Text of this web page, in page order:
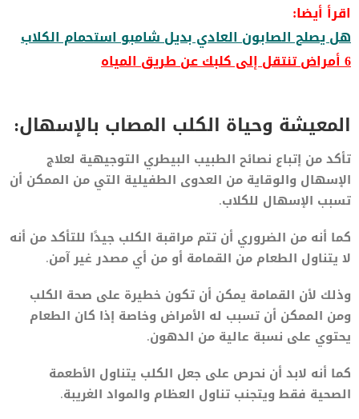
اقرأ أيضا:
هل يصلح الصابون العادي بديل شامبو استحمام الكلاب
6 أمراض تنتقل إلى كلبك عن طريق المياه
المعيشة وحياة الكلب المصاب بالإسهال:
تأكد من إتباع نصائح الطبيب البيطري التوجيهية لعلاج
الإسهال والوقاية من العدوى الطفيلية التي من الممكن أن
تسبب الإسهال للكلاب.
كما أنه من الضروري أن تتم مراقبة الكلب جيدًا للتأكد من أنه
لا يتناول الطعام من القمامة أو من أي مصدر غير آمن.
وذلك لأن القمامة يمكن أن تكون خطيرة على صحة الكلب
ومن الممكن أن تسبب له الأمراض وخاصة إذا كان الطعام
يحتوي على نسبة عالية من الدهون.
كما أنه لابد أن نحرص على جعل الكلب يتناول الأطعمة
الصحية فقط ويتجنب تناول العظام والمواد الغريبة.